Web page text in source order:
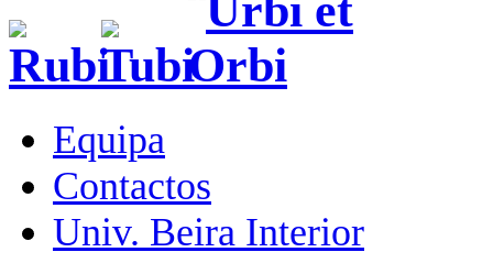
Equipa
Contactos
Univ. Beira Interior